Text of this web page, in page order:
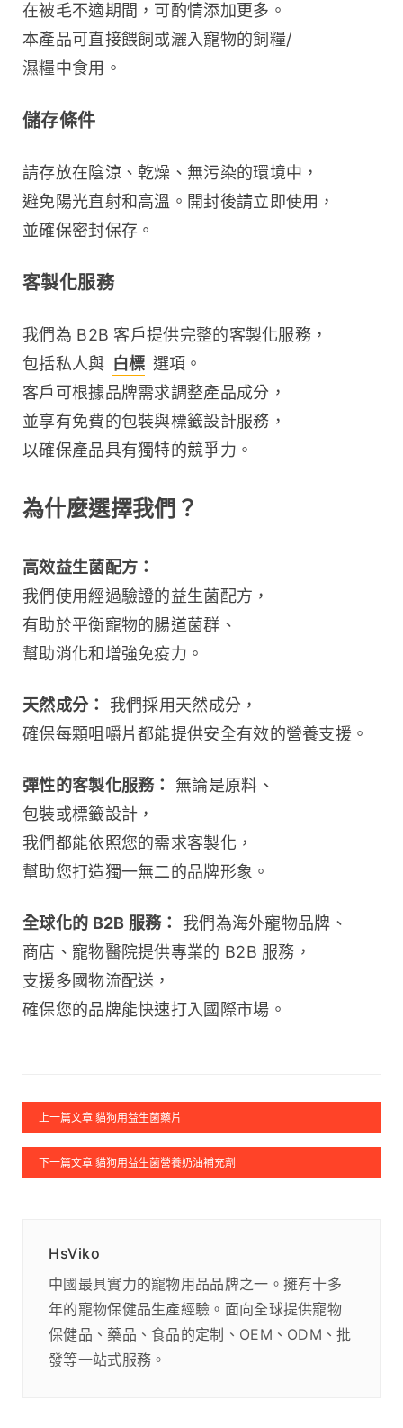
在被毛不適期間，可酌情添加更多。
本產品可直接餵飼或灑入寵物的飼糧/
濕糧中食用。
儲存條件
請存放在陰涼、乾燥、無污染的環境中，
避免陽光直射和高溫。開封後請立即使用，
並確保密封保存。
客製化服務
我們為 B2B 客戶提供完整的客製化服務，
包括私人與 白標 選項。
客戶可根據品牌需求調整產品成分，
並享有免費的包裝與標籤設計服務，
以確保產品具有獨特的競爭力。
為什麼選擇我們？
高效益生菌配方：
我們使用經過驗證的益生菌配方，
有助於平衡寵物的腸道菌群、
幫助消化和增強免疫力。
天然成分：
我們採用天然成分，
確保每顆咀嚼片都能提供安全有效的營養支援。
彈性的客製化服務：
無論是原料、
包裝或標籤設計，
我們都能依照您的需求客製化，
幫助您打造獨一無二的品牌形象。
全球化的 B2B 服務：
我們為海外寵物品牌、
商店、寵物醫院提供專業的 B2B 服務，
支援多國物流配送，
確保您的品牌能快速打入國際市場。
上一篇文章 貓狗用益生菌藥片
下一篇文章 貓狗用益生菌營養奶油補充劑
HsViko
中國最具實力的寵物用品品牌之一。擁有十多
年的寵物保健品生產經驗。面向全球提供寵物
保健品、藥品、食品的定制、OEM、ODM、批
發等一站式服務。